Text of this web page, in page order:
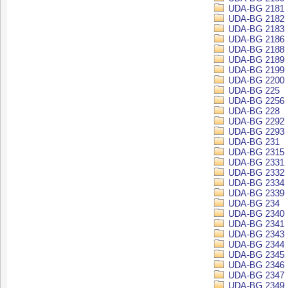
UDA-BG 2181
UDA-BG 2182
UDA-BG 2183
UDA-BG 2186
UDA-BG 2188
UDA-BG 2189
UDA-BG 2199
UDA-BG 2200
UDA-BG 225
UDA-BG 2256
UDA-BG 228
UDA-BG 2292
UDA-BG 2293
UDA-BG 231
UDA-BG 2315
UDA-BG 2331
UDA-BG 2332
UDA-BG 2334
UDA-BG 2339
UDA-BG 234
UDA-BG 2340
UDA-BG 2341
UDA-BG 2343
UDA-BG 2344
UDA-BG 2345
UDA-BG 2346
UDA-BG 2347
UDA-BG 2349